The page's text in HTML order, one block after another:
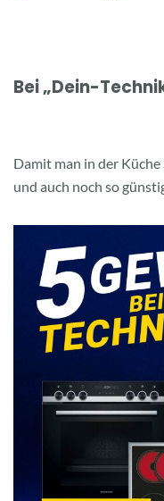
Bei „Dein-
Damit man in der
und auch noch so